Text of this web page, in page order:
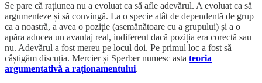
Se pare că rațiunea nu a evoluat ca să afle adevărul. A evoluat ca să
argumenteze și să convingă. La o specie atât de dependentă de grup
ca a noastră, a avea o poziție (asemănătoare cu a grupului) și a o
apăra aducea un avantaj real, indiferent dacă poziția era corectă sau
nu. Adevărul a fost mereu pe locul doi. Pe primul loc a fost să
câștigăm discuția. Mercier și Sperber numesc asta teoria
argumentativă a raționamentului.